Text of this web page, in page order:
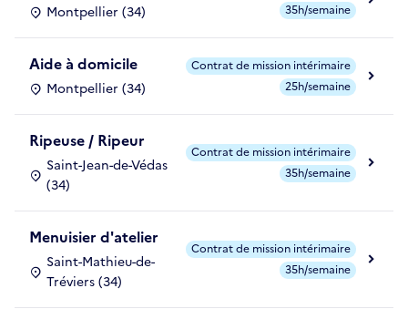
Montpellier (34)
35h/semaine
Aide à domicile
Montpellier (34)
Contrat de mission intérimaire
25h/semaine
Ripeuse / Ripeur
Saint-Jean-de-Védas
(34)
Contrat de mission intérimaire
35h/semaine
Menuisier d'atelier
Saint-Mathieu-de-
Tréviers (34)
Contrat de mission intérimaire
35h/semaine